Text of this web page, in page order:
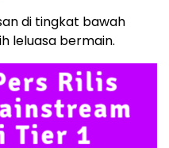
di tingkat bawah
leluasa bermain.